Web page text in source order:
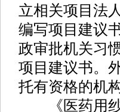
立相关项目法
编写项目建议
政审批机关习
项目建议书。
托有资格的机
《医药用纱